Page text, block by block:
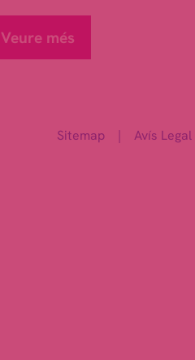
Veure més
Sitemap | Avís Legal